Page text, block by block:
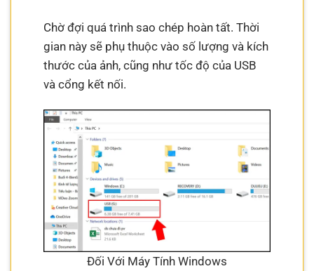
Chờ đợi quá trình sao chép hoàn tất. Thời
gian này sẽ phụ thuộc vào số lượng và kích
thước của ảnh, cũng như tốc độ của USB
và cổng kết nối.
Đối Với Máy Tính Windows